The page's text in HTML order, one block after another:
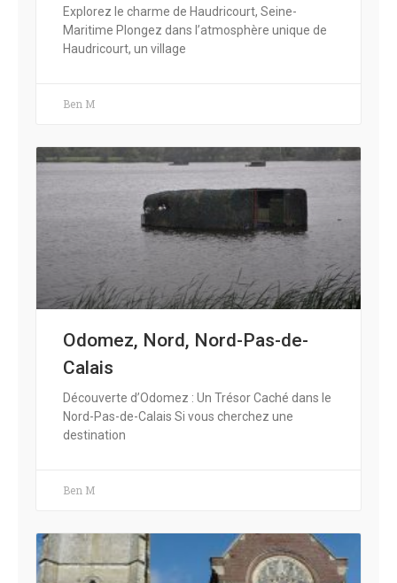
Explorez le charme de Haudricourt, Seine-
Maritime Plongez dans l’atmosphère unique de
Haudricourt, un village
Ben M
Odomez, Nord, Nord-Pas-de-
Calais
Découverte d’Odomez : Un Trésor Caché dans le
Nord-Pas-de-Calais Si vous cherchez une
destination
Ben M